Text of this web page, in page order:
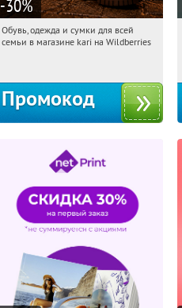
-30%
18:52:44 Получили:
Обувь, одежда и сумки для всей
семьи в магазине kari на Wildberries
Промокод